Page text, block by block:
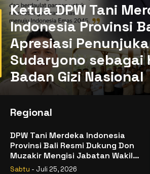
Ketua DPW Tani
Indonesia Provinsi
Apresiasi
Sudaryono sebagai
Badan Gizi Nasional
Regional
DPW Tani Merdeka Indonesia
Provinsi Bali Resmi Dukung Don
Muzakir Mengisi Jabatan Wakil
Menteri Pertanian RI
Sabtu - Juli 25, 2026